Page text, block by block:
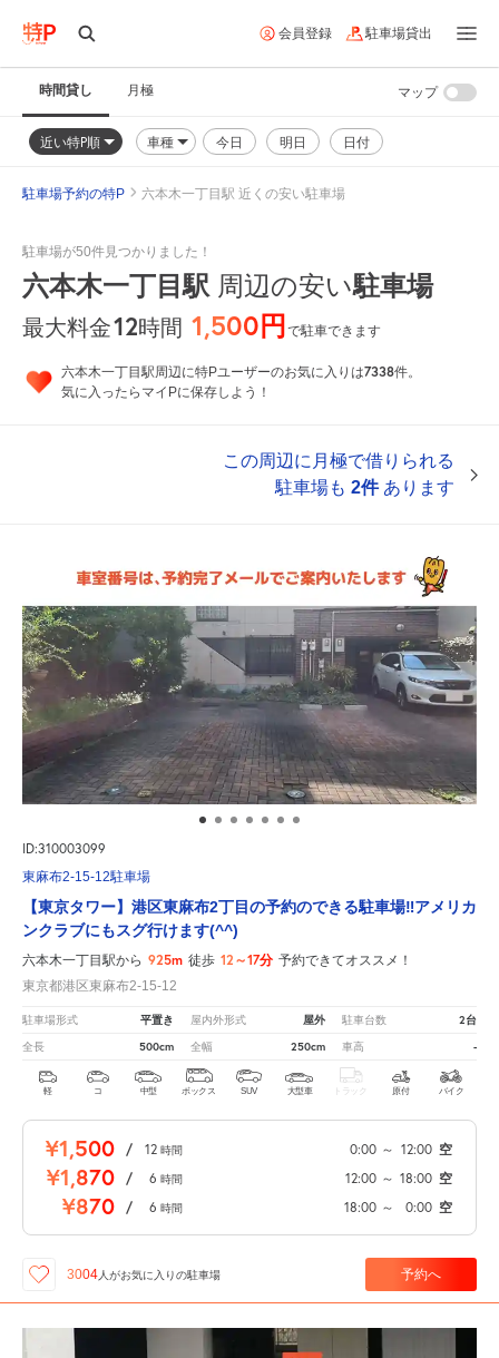
会員登録 駐車場貸出
時間貸し 月極
近い特P順 車種 今日 明日 日付
マップ
駐車場予約の特P 六本木一丁目駅 近くの安い駐車場
駐車場が50件見つかりました！
六本木一丁目駅 周辺の安い駐車場
最大料金12時間 1,500円で駐車できます
六本木一丁目駅周辺に特Pユーザーのお気に入りは7338件。
気に入ったらマイPに保存しよう！
この周辺に月極で借りられる
駐車場も 2件あります
ID:310003099
東麻布2-15-12駐車場
【東京タワー】港区東麻布2丁目の予約のできる駐車場‼アメリカ
ンクラブにもスグ行けます(^^)
六本木一丁目駅から 925m 徒歩 12～17分 予約できてオススメ！
東京都港区東麻布2-15-12
駐車場形式 平置き 屋内外形式 屋外 駐車台数 2台
全長 500cm 全幅 250cm 車高 -
軽 コ 中型 ボックス SUV 大型車 トラック 原付 バイク
¥1,500 / 12 時間 0:00 ～ 12:00 空
¥1,870 / 6 時間 12:00 ～ 18:00 空
¥870 / 6 時間 18:00 ～ 0:00 空
3004人がお気に入りの駐車場 予約へ